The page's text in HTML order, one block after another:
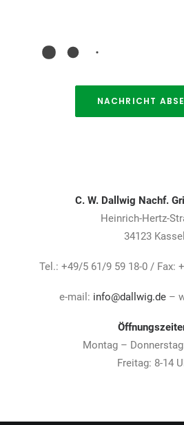
C. W. Dallwig Nachf.
Heinrich-Hertz-
34123 Kassel
Tel.: +49/5 61/9 59 18-0 / Fax:
e-mail: info@dallwig.de –
Montag –
Freitag: 8-14